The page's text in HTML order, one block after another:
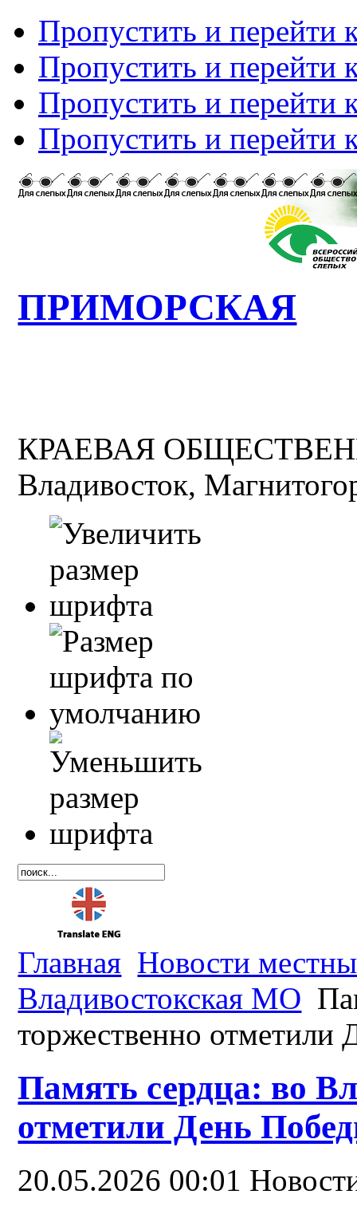
Пропустить и перейти
Пропустить и перейти
Пропустить и перейти
Пропустить и перейти
ПРИМОРСКАЯ
КРАЕВАЯ
Владивосток,
Главная Новости
Владивостокская МО
торжественно отметили
Память сердца: во
отметили День
20.05.2026 00:01